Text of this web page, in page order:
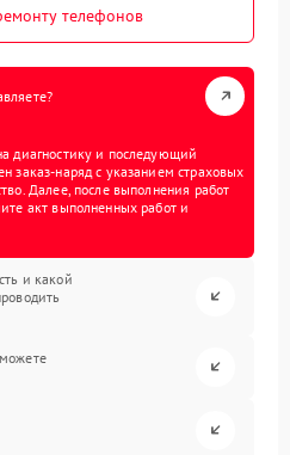
телефонов
диагностику и последующий
заказ-наряд с указанием страховых
Далее, после выполнения работ
акт выполненных работ и
и какой